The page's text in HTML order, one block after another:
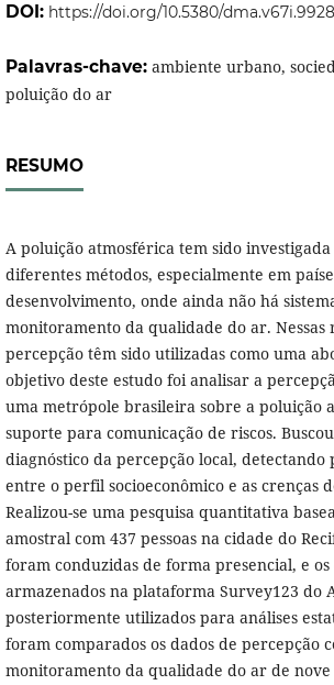
DOI: https://doi.org/10.5380/
Palavras-chave: ambiente urbano,
poluição do ar
RESUMO
A poluição atmosférica tem sido
diferentes métodos, especialmente em
desenvolvimento, onde ainda não há
monitoramento da qualidade do ar. Nessas
percepção têm sido utilizadas como uma
objetivo deste estudo foi analisar a
uma metrópole brasileira sobre a poluição
suporte para comunicação de riscos.
diagnóstico da percepção local, detectando
entre o perfil socioeconômico e as crenças
Realizou-se uma pesquisa quantitativa
amostral com 437 pessoas na cidade do
foram conduzidas de forma presencial, e
armazenados na plataforma Survey123 do
posteriormente utilizados para análises
foram comparados os dados de percepção
monitoramento da qualidade do ar de nove